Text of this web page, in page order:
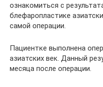
ознакомиться с
блефаропластике
самой операции.
Пациентке выполнена
азиатских век. Данный
месяца после операции.